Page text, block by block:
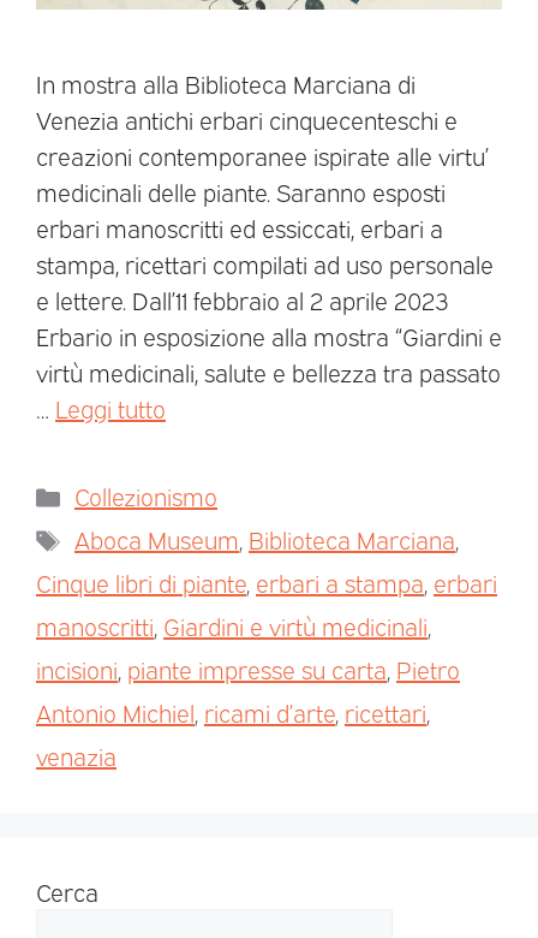
In mostra alla Biblioteca Marciana di
Venezia antichi erbari cinquecenteschi e
creazioni contemporanee ispirate alle virtu’
medicinali delle piante. Saranno esposti
erbari manoscritti ed essiccati, erbari a
stampa, ricettari compilati ad uso personale
e lettere. Dall’11 febbraio al 2 aprile 2023
Erbario in esposizione alla mostra “Giardini e
virtù medicinali, salute e bellezza tra passato
Leggi tutto
Collezionismo
Aboca Museum Biblioteca Marciana
Cinque libri di piante erbari a stampa erbari
manoscritti Giardini e virtù medicinali
incisioni piante impresse su carta Pietro
Antonio Michiel ricami d’arte ricettari
venazia
Cerca